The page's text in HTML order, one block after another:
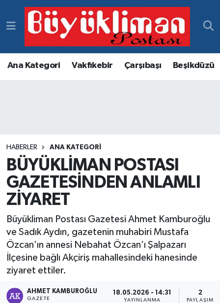
Ana Kategori Vakfıkebir Çarşıbaşı Beşikdüzü
HABERLER ANA KATEGORI
BÜYÜKLİMAN POSTASI
GAZETESİNDEN ANLAMLI
ZİYARET
Büyükliman Postası Gazetesi Ahmet Kamburoğlu
ve Sadık Aydın, gazetenin muhabiri Mustafa
Özcan’ın annesi Nebahat Özcan’ı Şalpazarı
İlçesine bağlı Akçiriş mahallesindeki hanesinde
ziyaret ettiler.
AHMET KAMBUROĞLU
GAZETE
18.05.2026 - 14:31
YAYINLANMA
2
PAYLAŞIM
Vakfıkebir Hava Durumu
Vakfıkebir Trafik Yoğunluk Haritası
Haber Arşivi